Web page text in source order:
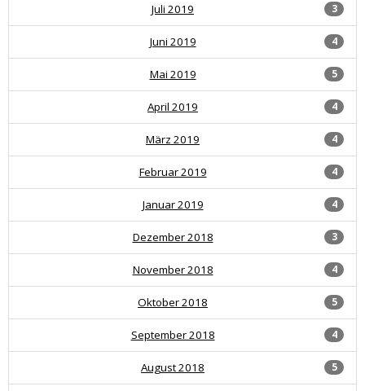
3
Juli 2019
4
Juni 2019
5
Mai 2019
4
April 2019
4
März 2019
4
Februar 2019
4
Januar 2019
3
Dezember 2018
4
November 2018
5
Oktober 2018
4
September 2018
5
August 2018